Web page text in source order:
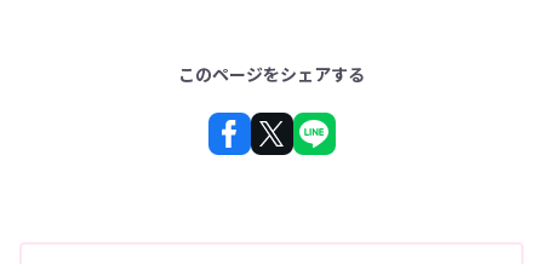
このページをシェアする